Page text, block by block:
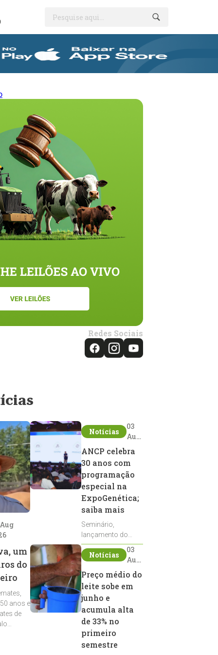
Pesquise aqui...
Redes Sociais
um
do
anos e
de
Notícias
03
Aug
ANCP celebra
30 anos com
programação
especial na
ExpoGenética;
saiba mais
Seminário,
lançamento do
Sumário de Touros,
debates, podcast,
reprodutores e
homenagens
integram a
programação da
entidade durante a
ExpoGenética 2026
Notícias
03
Aug
2026
Preço médio do
leite sobe em
junho e
acumula alta
de 33% no
primeiro
semestre